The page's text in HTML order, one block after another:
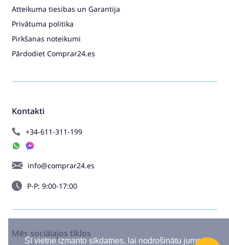
Šī vietne izmanto sīkdatnes, lai nodrošinātu jums
Kontakti
+34-611-311-199
info@comprar24.es
P-P: 9:00-17:00
Atteikuma tiesibas un Garantija
Privātuma politika
Pirkšanas noteikumi
Pārdodiet Comprar24.es
Mēs sociālajos tīklos